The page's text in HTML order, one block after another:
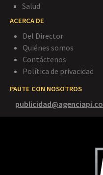
Salud
ACERCA DE
Del Director
Quiénes somos
Contáctenos
Política de privacidad
PAUTE CON NOSOTROS
publicidad@agenciapi.co